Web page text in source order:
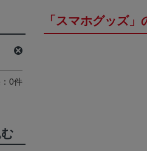
「スマホグッズ
0件